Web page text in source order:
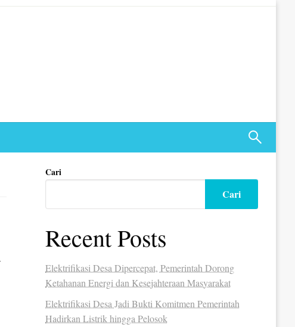
Cari
Cari
Recent Posts
Elektrifikasi Desa Dipercepat, Pemerintah Dorong
Ketahanan Energi dan Kesejahteraan Masyarakat
Elektrifikasi Desa Jadi Bukti Komitmen Pemerintah
Hadirkan Listrik hingga Pelosok